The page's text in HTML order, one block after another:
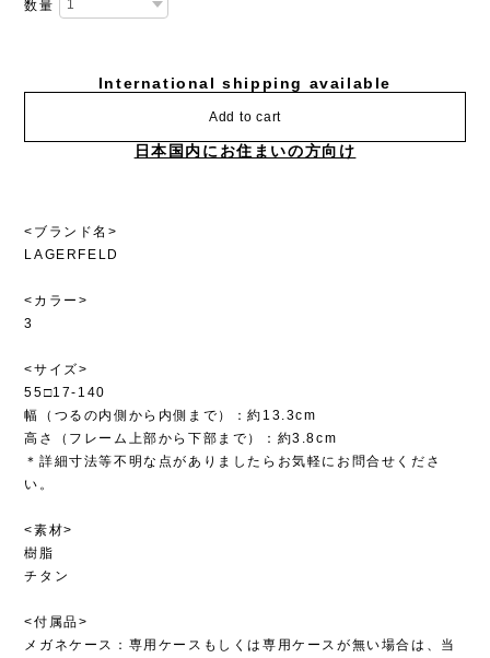
数量
International shipping available
Add to cart
日本国内にお住まいの方向け
<ブランド名>
LAGERFELD
<カラー>
3
<サイズ>
55□17-140
幅（つるの内側から内側まで）：約13.3cm
高さ（フレーム上部から下部まで）：約3.8cm
＊詳細寸法等不明な点がありましたらお気軽にお問合せくださ
い。
<素材>
樹脂
チタン
<付属品>
メガネケース：専用ケースもしくは専用ケースが無い場合は、当